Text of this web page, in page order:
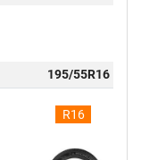
195/55R16
R16